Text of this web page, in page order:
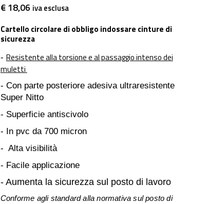
€ 18,06 iva esclusa
Cartello circolare di obbligo indossare cinture di
sicurezza
- Resistente alla torsione e al passaggio intenso dei
muletti
- Con parte posteriore adesiva ultraresistente
Super Nitto
- Superficie antiscivolo
- In pvc da 700 micron
- Alta visibilità
- Facile applicazione
- Aumenta la sicurezza sul posto di lavoro
Conforme agli standard alla normativa sul posto di